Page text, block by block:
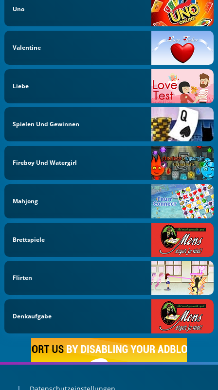
Uno
Valentine
Liebe
Spielen Und Gewinnen
Fireboy Und Watergirl
Mahjong
Brettspiele
Flirten
Denkaufgabe